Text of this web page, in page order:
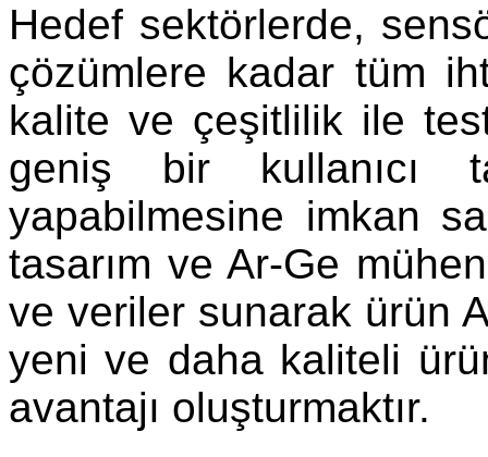
Hedef sektörlerde,
çözümlere kadar tüm
kalite ve çeşitlilik ile
geniş bir kullanıcı
yapabilmesine imkan
tasarım ve Ar-Ge
ve veriler sunarak ürün
yeni ve daha kaliteli
avantajı oluşturmaktır.